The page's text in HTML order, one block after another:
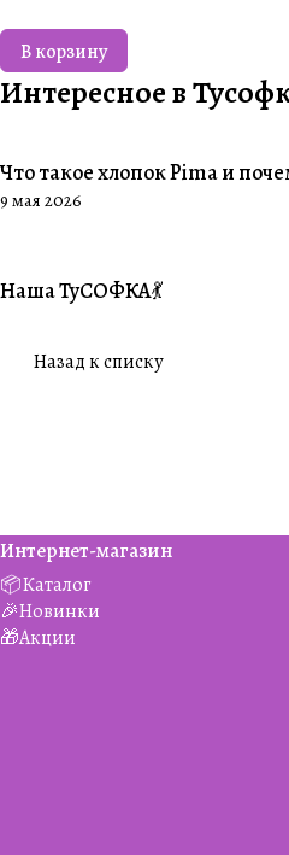
В корзину
Интересное в
#О пряже
Что такое хлопок Pima и
9 мая 2026
#Совместники
Наша ТуСОФКА💃
Назад к списку
Интернет-магазин
📦Каталог
🎉Новинки
🎁Акции